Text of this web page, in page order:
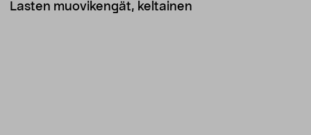
Lasten muovikengät, keltainen